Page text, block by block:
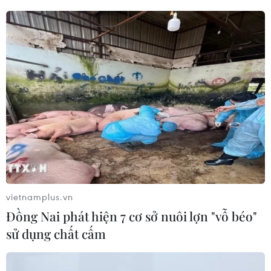
vực của Nga khiến điện
Kremlin phải kích hoạt báo
động phòng không diện
rộng và khẩn cấp.
NGHE
thao quốc tế ở cửa ngõ
phía nam Thành phố Hà
Nội.
NGHE
vietnamplus.vn
Đồng Nai phát hiện 7 cơ sở nuôi lợn "vỗ béo"
sử dụng chất cấm